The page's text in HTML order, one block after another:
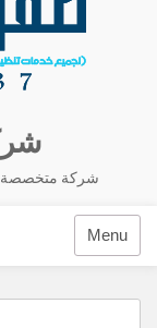
شركة متخصصة
Menu